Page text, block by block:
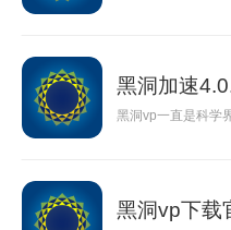
黑洞加速
黑洞vp一直是科学
黑洞vp下载